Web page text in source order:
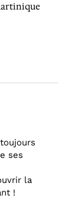
ses
la
!